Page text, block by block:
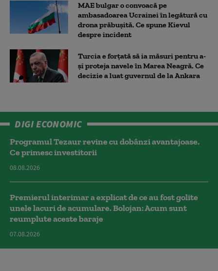
MAE bulgar o convoacă pe
ambasadoarea Ucrainei în legătură cu
drona prăbuşită. Ce spune Kievul
despre incident
Turcia e forțată să ia măsuri pentru a-
și proteja navele în Marea Neagră. Ce
decizie a luat guvernul de la Ankara
DIGI ECONOMIC
Programul Tezaur revine cu dobânzi avantajoase.
Ce primesc investitorii
08.08.2026
Premierul interimar a explicat de ce au fost golite
unele lacuri de acumulare. Bolojan: Acum sunt
reumplute aceste baraje
07.08.2026